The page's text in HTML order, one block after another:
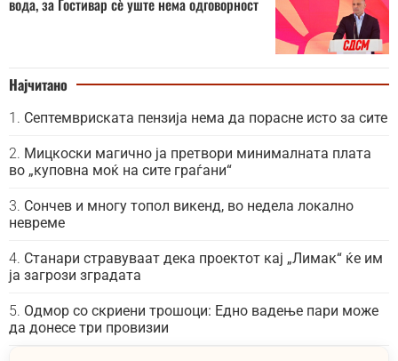
вода, за Гостивар сè уште нема одговорност
Најчитано
Септемвриската пензија нема да порасне исто за сите
Мицкоски магично ја претвори минималната плата
во „куповна моќ на сите граѓани“
Сончев и многу топол викенд, во недела локално
невреме
Станари стравуваат дека проектот кај „Лимак“ ќе им
ја загрози зградата
Одмор со скриени трошоци: Едно вадење пари може
да донесе три провизии